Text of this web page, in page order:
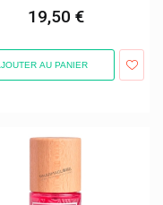
19,50 €
AU PANIER